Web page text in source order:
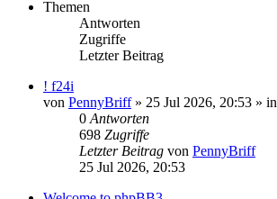
Themen
Antworten
Zugriffe
Letzter Beitrag
! f24i
von PennyBriff» 25 Jul 2026, 20:53 » in
0 Antworten
698 Zugriffe
Letzter Beitrag von PennyBriff
25 Jul 2026, 20:53